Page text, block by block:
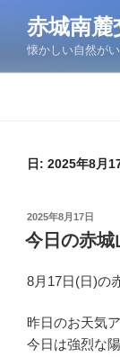
ン
赤城南麓
懐かしい自然が
日: 2025年8月
投
稿
日:
2025年8月17日
今日の赤城
8月17日(日)の
昨日のお天気
今日は強烈な